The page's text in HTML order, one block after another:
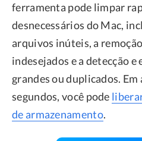
ferramenta pode limpar
desnecessários do Mac,
arquivos inúteis, a
indesejados e a detecção e
grandes ou duplicados. Em
segundos, você pode
de armazenamento.